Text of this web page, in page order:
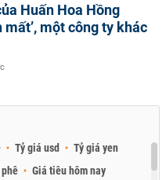
Huấn Hoa Hồng
mất’, một công ty khác
Tỷ giá usd
Tỷ giá yen
Giá tiêu hôm nay